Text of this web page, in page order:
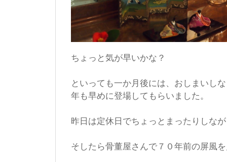
ちょっと気が早いかな？
といっても一か月後には、おしまいし
年も早めに登場してもらいました。
昨日は定休日でちょっとまったりしな
そしたら骨董屋さんで７０年前の屏風